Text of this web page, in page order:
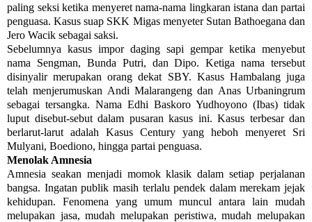
paling seksi ketika menyeret nama-nama lingkaran istana dan partai
penguasa. Kasus suap SKK Migas menyeter Sutan Bathoegana dan
Jero Wacik sebagai saksi.
Sebelumnya kasus impor daging sapi gempar ketika menyebut
nama Sengman, Bunda Putri, dan Dipo. Ketiga nama tersebut
disinyalir merupakan orang dekat SBY. Kasus Hambalang juga
telah menjerumuskan Andi Malarangeng dan Anas Urbaningrum
sebagai tersangka. Nama Edhi Baskoro Yudhoyono (Ibas) tidak
luput disebut-sebut dalam pusaran kasus ini. Kasus terbesar dan
berlarut-larut adalah Kasus Century yang heboh menyeret Sri
Mulyani, Boediono, hingga partai penguasa.
Menolak Amnesia
Amnesia seakan menjadi momok klasik dalam setiap perjalanan
bangsa. Ingatan publik masih terlalu pendek dalam merekam jejak
kehidupan. Fenomena yang umum muncul antara lain mudah
melupakan jasa, mudah melupakan peristiwa, mudah melupakan